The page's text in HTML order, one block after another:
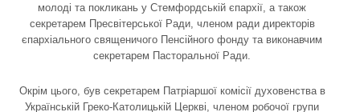
молоді та покликань у Стемфордській єпархії, а також
секретарем Пресвітерської Ради, членом ради директорів
єпархіального священичого Пенсійного фонду та виконавчим
секретарем Пасторальної Ради.
Окрім цього, був секретарем Патріаршої комісії духовенства в
Українській Греко-Католицькій Церкві, членом робочої групи